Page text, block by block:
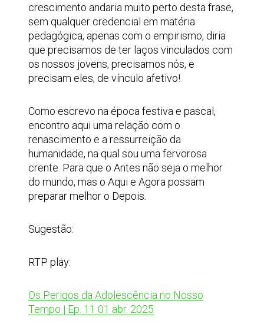
crescimento andaria muito perto desta frase,
sem qualquer credencial em matéria
pedagógica, apenas com o empirismo, diria
que precisamos de ter laços vinculados com
os nossos jovens, precisamos nós, e
precisam eles, de vínculo afetivo!
Como escrevo na época festiva e pascal,
encontro aqui uma relação com o
renascimento e a ressurreição da
humanidade, na qual sou uma fervorosa
crente. Para que o Antes não seja o melhor
do mundo, mas o Aqui e Agora possam
preparar melhor o Depois.
Sugestão:
RTP play:
Os Perigos da Adolescência no Nosso
Tempo | Ep. 11 01 abr. 2025